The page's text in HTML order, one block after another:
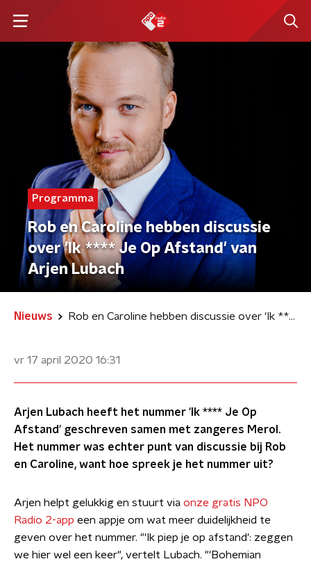
Programma
Rob en Caroline hebben discussie
over 'Ik **** Je Op Afstand' van
Arjen Lubach
Nieuws Rob en Caroline hebben discussie over 'Ik **** Je Op Afstand' van Arjen Lubach
vr 17 april 2020 16:31
Arjen Lubach heeft het nummer 'Ik **** Je Op
Afstand' geschreven samen met zangeres Merol.
Het nummer was echter punt van discussie bij Rob
en Caroline, want hoe spreek je het nummer uit?
Arjen helpt gelukkig en stuurt via onze gratis NPO
Radio 2-app een appje om wat meer duidelijkheid te
geven over het nummer. "'Ik piep je op afstand': zeggen
we hier wel een keer", vertelt Lubach. "'Bohemian